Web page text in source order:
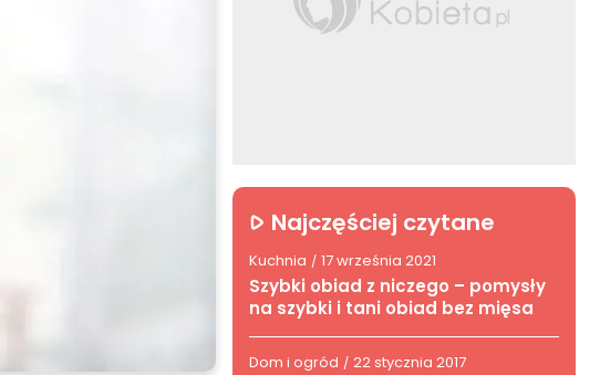
Najczęściej czytane
Kuchnia / 17 września 2021
Szybki obiad z niczego – pomysły
na szybki i tani obiad bez mięsa
Dom i ogród / 22 stycznia 2017